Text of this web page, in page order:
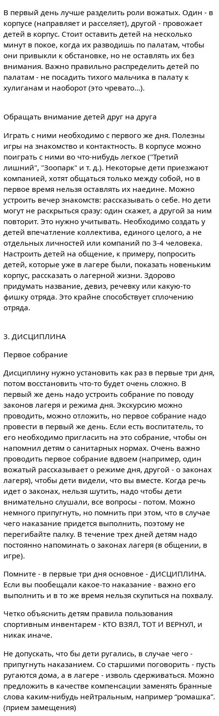
В первый день лучше разделить роли вожатых. Один - в
корпусе (направляет и расселяет), другой - провожает
детей в корпус. Стоит оставить детей на несколько
минут в покое, когда их разводишь по палатам, чтобы
они привыкли к обстановке, но не оставлять их без
внимания. Важно правильно распределить детей по
палатам - не посадить тихого мальчика в палату к
хулиганам и наоборот (это чревато…).
Обращать внимание детей друг на друга
Играть с ними необходимо с первого же дня. Полезны
игры на знакомство и контактность. В корпусе можно
поиграть с ними во что-нибудь легкое ("Третий
лишний", "Зоопарк" и т. д.). Некоторые дети приезжают
компанией, хотят общаться только между собой, но в
первое время нельзя оставлять их наедине. Можно
устроить вечер знакомств: рассказывать о себе. Но дети
могут не раскрыться сразу: один скажет, а другой за ним
повторит. Это нужно учитывать. Необходимо создать у
детей впечатление коллектива, единого целого, а не
отдельных личностей или компаний по 3-4 человека.
Настроить детей на общение, к примеру, попросить
детей, которые уже в лагере были, показать новеньким
корпус, рассказать о лагерной жизни. Здорово
придумать название, девиз, речевку или какую-то
фишку отряда. Это крайне способствует сплочению
отряда.
3. ДИСЦИПЛИНА
Первое собрание
Дисциплину нужно установить как раз в первые три дня,
потом восстановить что-то будет очень сложно. В
первый же день надо устроить собрание по поводу
законов лагеря и режима дня. Экскурсию можно
проводить, можно отложить, но первое собрание надо
провести в первый же день. Если есть воспитатель, то
его необходимо пригласить на это собрание, чтобы он
напомнил детям о санитарных нормах. Очень важно
проводить первое собрание вдвоем (например, один
вожатый рассказывает о режиме дня, другой - о законах
лагеря), чтобы дети видели, что вы вместе. Когда речь
идет о законах, нельзя шутить, надо чтобы дети
внимательно слушали, все вопросы - потом. Можно
немного припугнуть, но помнить при этом, что в случае
чего наказание придется выполнить, поэтому не
перегибайте палку. В течение трех дней детям надо
постоянно напоминать о законах лагеря (в общении, в
игре).
Помните - в первые три дня основное - ДИСЦИПЛИНА.
Если вы пообещали какое-то наказание - важно его
выполнить и в то же время нельзя скупиться на похвалу.
Четко объяснить детям правила пользования
спортивным инвентарем - КТО ВЗЯЛ, ТОТ И ВЕРНУЛ, и
никак иначе.
Не допускать, что бы дети ругались, в случае чего -
припугнуть наказанием. Со старшими поговорить - пусть
ругаются дома, а в лагере - изволь сдерживаться. Можно
предложить в качестве компенсации заменять бранные
слова каким-нибудь нейтральным, например “ромашка”.
(прием замещения)